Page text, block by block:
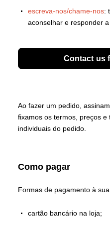
escreva-nos/chame-nos:
aconselhar e responder
Contact us
Ao fazer um pedido,
fixamos os termos, preços
individuais do pedido.
Como pagar
Formas de pagamento à
cartão bancário na loja;